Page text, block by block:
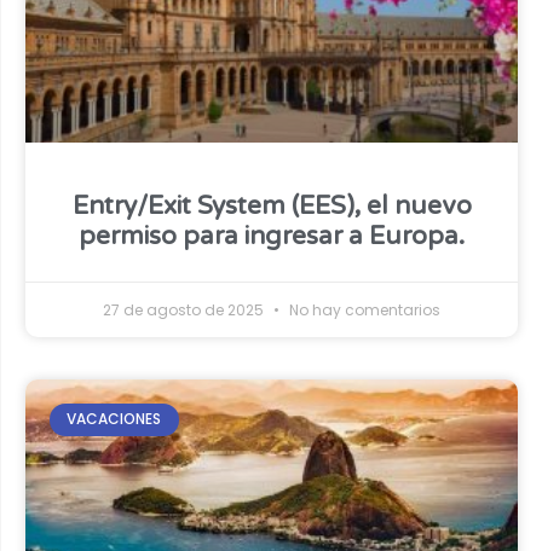
Entry/Exit System (EES), el nuevo
permiso para ingresar a Europa.
27 de agosto de 2025 No hay comentarios
VACACIONES